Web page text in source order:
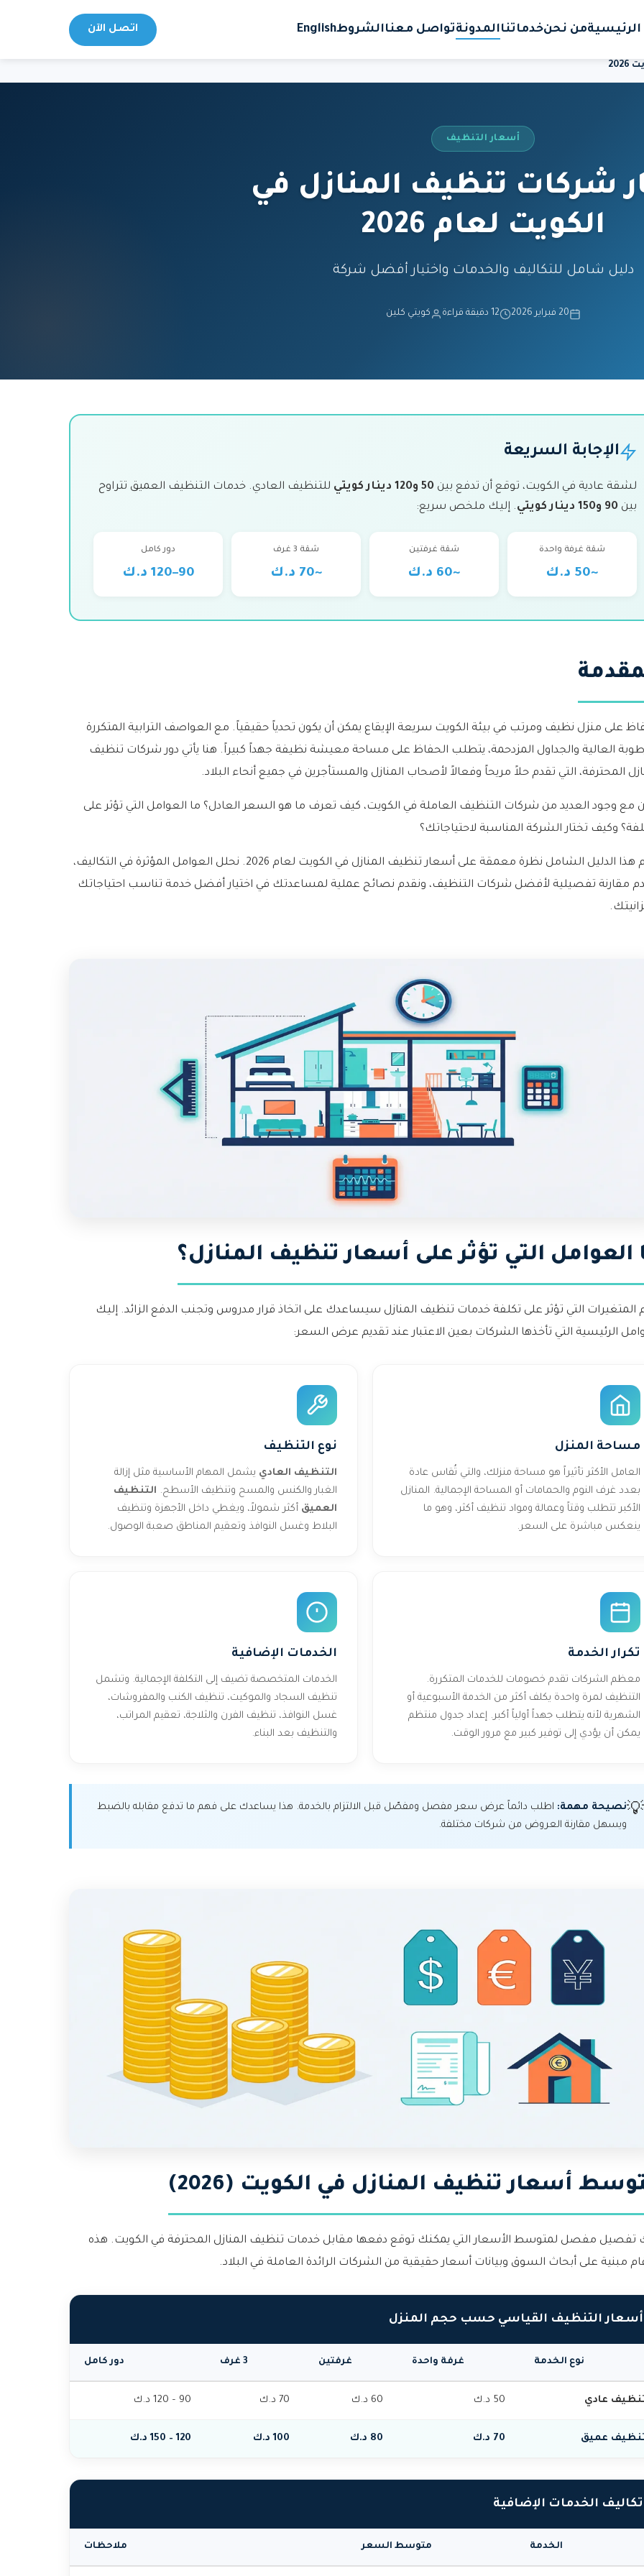
الرئيسيةمن نحنخدماتناالمدونةتواصل معناالشروطEnglish اتصل الآن
أسعار التنظيف
شركات تنظيف المنازل في
الكويت لعام 2026
دليل شامل للتكاليف والخدمات واختيار أفضل شركة
20 فبراير 2026 12 دقيقة قراءة كويتي كلين
الإجابة السريعة
لشقة عادية في الكويت، توقع أن تدفع بين 50 و120 دينار كويتي
للتنظيف العادي. خدمات التنظيف العميق تتراوح
بين 90 و150 دينار كويتي . إليك ملخص سريع:
شقة غرفة واحدة
~50 د.ك
شقة غرفتين
~60 د.ك
شقة 3 غرف
~70 د.ك
دور كامل
90–120 د.ك
على منزل نظيف ومرتب في بيئة الكويت سريعة الإيقاع يمكن أن يكون تحدياً حقيقياً. مع العواصف الترابية المتكررة
العالية والجداول المزدحمة، يتطلب الحفاظ على مساحة معيشة نظيفة جهداً كبيراً. هنا يأتي دور شركات تنظيف
المحترفة، التي تقدم حلاً مريحاً وفعالاً لأصحاب المنازل والمستأجرين في جميع أنحاء البلاد.
مع وجود العديد من شركات التنظيف العاملة في الكويت، كيف تعرف ما هو السعر العادل؟ ما العوامل التي تؤثر على
وكيف تختار الشركة المناسبة لاحتياجاتك؟
يقدم هذا الدليل الشامل نظرة معمقة على أسعار تنظيف المنازل في الكويت لعام 2026. نحلل العوامل المؤثرة في التكاليف،
مقارنة تفصيلية لأفضل شركات التنظيف، ونقدم نصائح عملية لمساعدتك في اختيار أفضل خدمة تناسب احتياجاتك
العوامل التي تؤثر على أسعار تنظيف المنازل؟
المتغيرات التي تؤثر على تكلفة خدمات تنظيف المنازل سيساعدك على اتخاذ قرار مدروس وتجنب الدفع الزائد. إليك
الرئيسية التي تأخذها الشركات بعين الاعتبار عند تقديم عرض السعر:
مساحة المنزل
العامل الأكثر تأثيراً هو مساحة منزلك، والتي تُقاس عادة
بعدد غرف النوم والحمامات أو المساحة الإجمالية. المنازل
الأكبر تتطلب وقتاً وعمالة ومواد تنظيف أكثر، وهو ما
ينعكس مباشرة على السعر.
نوع التنظيف
التنظيف العادي يشمل المهام الأساسية مثل إزالة
الغبار والكنس والمسح وتنظيف الأسطح. التنظيف
العميق أكثر شمولاً، ويغطي داخل الأجهزة وتنظيف
البلاط وغسل النوافذ وتعقيم المناطق صعبة الوصول.
تكرار الخدمة
معظم الشركات تقدم خصومات للخدمات المتكررة.
التنظيف لمرة واحدة يكلف أكثر من الخدمة الأسبوعية أو
الشهرية لأنه يتطلب جهداً أولياً أكبر. إعداد جدول منتظم
يمكن أن يؤدي إلى توفير كبير مع مرور الوقت.
الخدمات الإضافية
الخدمات المتخصصة تضيف إلى التكلفة الإجمالية. وتشمل
تنظيف السجاد والموكيت، تنظيف الكنب والمفروشات،
غسل النوافذ، تنظيف الفرن والثلاجة، تعقيم المراتب،
والتنظيف بعد البناء.
💡نصيحة مهمة: اطلب دائماً عرض سعر مفصل ومفصّل قبل الالتزام بالخدمة. هذا يساعدك على فهم ما تدفع مقابله بالضبط
ويسهل مقارنة العروض من شركات مختلفة.
أسعار تنظيف المنازل في الكويت (2026)
تفصيل مفصل لمتوسط الأسعار التي يمكنك توقع دفعها مقابل خدمات تنظيف المنازل المحترفة في الكويت. هذه
مبنية على أبحاث السوق وبيانات أسعار حقيقية من الشركات الرائدة العاملة في البلاد.
أسعار التنظيف القياسي حسب حجم المنزل
نوع الخدمة غرفة واحدة غرفتين 3 غرف دور كامل
عادي 50 د.ك 60 د.ك 70 د.ك 90 – 120 د.ك
عميق 70 د.ك 80 د.ك 100 د.ك 120 – 150 د.ك
تكاليف الخدمات الإضافية
الخدمة متوسط السعر ملاحظات